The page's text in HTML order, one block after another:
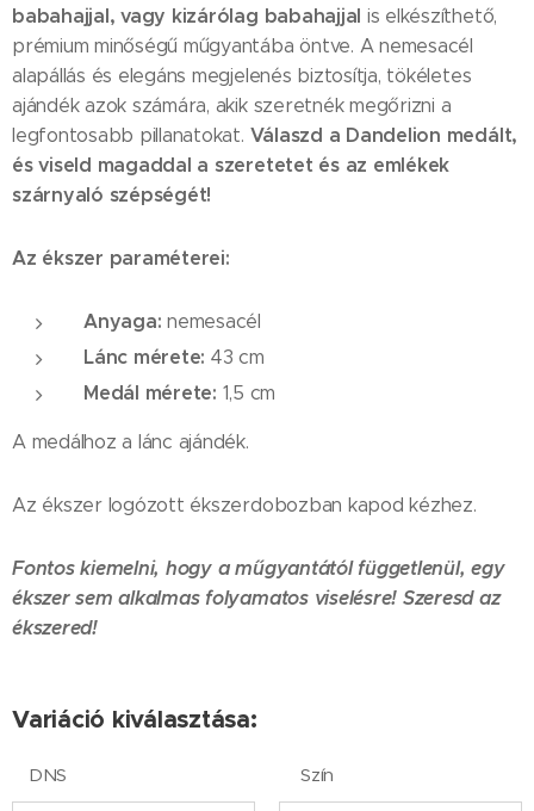
babahajjal, vagy kizárólag babahajjal is elkészíthető,
prémium minőségű műgyantába öntve. A nemesacél
alapállás és elegáns megjelenés biztosítja, tökéletes
ajándék azok számára, akik szeretnék megőrizni a
legfontosabb pillanatokat. Válaszd a Dandelion medált,
és viseld magaddal a szeretetet és az emlékek
szárnyaló szépségét!
Az ékszer paraméterei:
Anyaga: nemesacél
Lánc mérete: 43 cm
Medál mérete: 1,5 cm
A medálhoz a lánc ajándék.
Az ékszer logózott ékszerdobozban kapod kézhez.
Fontos kiemelni, hogy a műgyantától függetlenül, egy
ékszer sem alkalmas folyamatos viselésre! Szeresd az
ékszered!
Variáció kiválasztása:
DNS Szín